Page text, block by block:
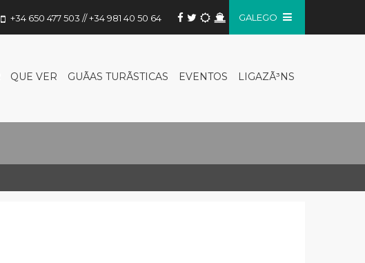
GALEGO
+34 650 477 503 // +34 981 40 50 64
QUE VER GUÃ­AS TURÃ­STICAS EVENTOS LIGAZÃ³NS